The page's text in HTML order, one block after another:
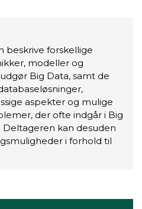
beskrive forskellige
modeller og
Big Data, samt de
aspekter og mulige
der ofte indgår i Big
Deltageren kan desuden
i forhold til